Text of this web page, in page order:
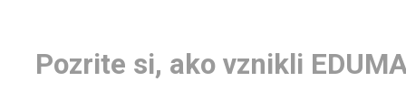
Pozrite si, ako vznikli